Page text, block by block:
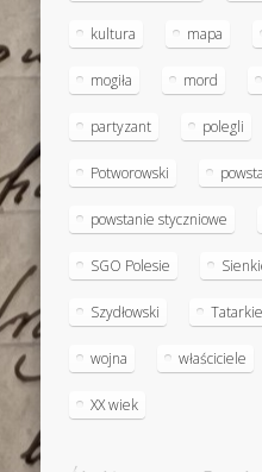
kultura mapa
mogiła mord
partyzant polegli
Potworowski
powstanie styczniowe
SGO Polesie
Szydłowski
wojna właściciele
XX wiek